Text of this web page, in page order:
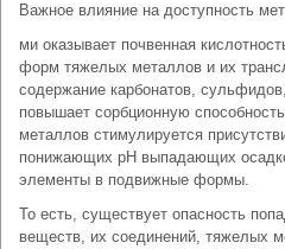
Важное влияние на доступность
ми оказывает почвенная
форм тяжелых металлов и их
содержание карбонатов,
повышает сорбционную
металлов стимулируется
понижающих pH выпадающих
элементы в подвижные формы.
То есть, существует опасность
веществ, их соединений, тяжелых